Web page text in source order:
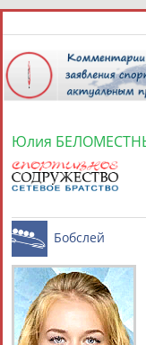
СПОРТСМЕНЫ,
Найдено: 1
Юлия
Бобслей